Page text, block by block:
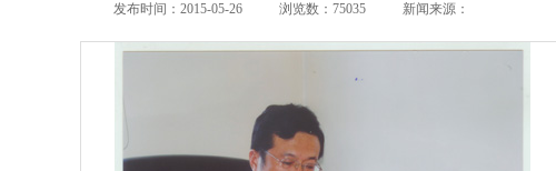
发布时间：2015-05-26 浏览数：75035 新闻来源：